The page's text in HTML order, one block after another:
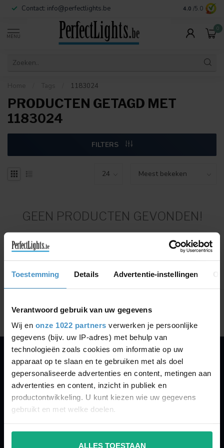
Toestemming Details Advertentie-instellingen
Verantwoord gebruik van uw gegevens
Wij en onze 1022 partners verwerken je persoonlijke
gegevens (bijv. uw IP-adres) met behulp van
technologieën zoals cookies om informatie op uw
apparaat op te slaan en te gebruiken met als doel
gepersonaliseerde advertenties en content, metingen aan
advertenties en content, inzicht in publiek en
productontwikkeling. U kunt kiezen wie uw gegevens
gebruikt en met welke doelen.
Als u het toestaat, willen we ook graag:
ALLES TOESTAAN
Contact: info@perfectlights.be 4.0 /5.0
MENU
0
Home Tags 1183024
PRODUCTEN GETAGD MET
1183024
FILTERS
GEEN PRODUCTEN GEVONDEN!
Toon1-0van 0
PERFECTLIGHTS
Gegevens:
Kruisbeeldsraat 72
9220 Hamme